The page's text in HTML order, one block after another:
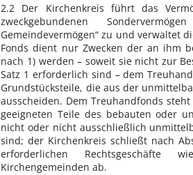
2.2 Der Kirchenkreis führt das
zweckgebundenen
Gemeindevermögen“ zu und verwaltet
Fonds dient nur Zwecken der an ihm
nach 1) werden – soweit sie nicht zur
Satz 1 erforderlich sind – dem
Grundstücksteile, die aus der
ausscheiden. Dem Treuhandfonds
geeigneten Teile des bebauten oder
nicht oder nicht ausschließlich
sind; der Kirchenkreis schließt nach
erforderlichen Rechtsgeschäfte
Kirchengemeinden ab.